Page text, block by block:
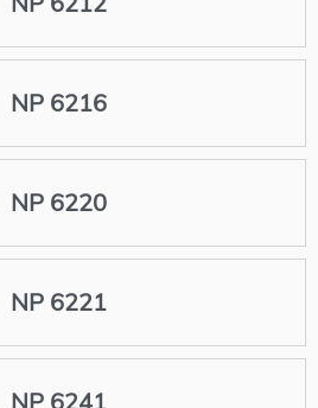
NP 6216
NP 6220
NP 6221
NP 6241